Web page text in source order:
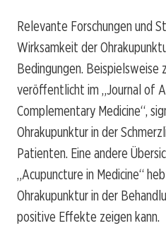
Relevante Forschungen und
Wirksamkeit der
Bedingungen. Beispielsweise
veröffentlicht im „Journal of
Complementary Medicine“,
Ohrakupunktur in der
Patienten. Eine andere
„Acupuncture in Medicine“
Ohrakupunktur in der
positive Effekte zeigen kann.